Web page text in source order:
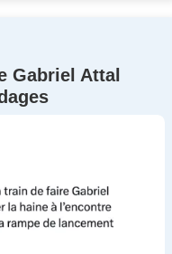
Gabriel Attal